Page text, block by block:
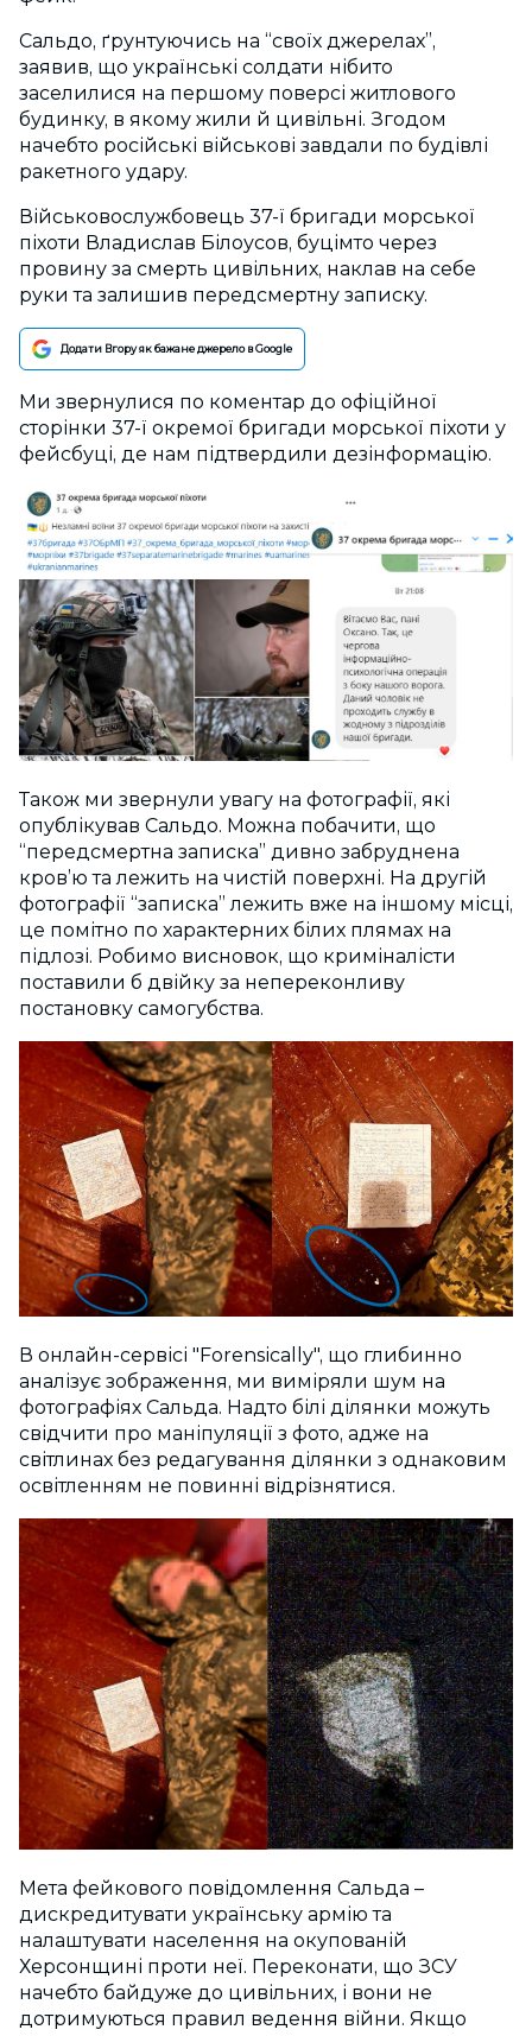
Сальдо, ґрунтуючись на “своїх джерелах”,
заявив, що українські солдати нібито
заселилися на першому поверсі житлового
будинку, в якому жили й цивільні. Згодом
начебто російські військові завдали по будівлі
ракетного удару.
Військовослужбовець 37-ї бригади морської
піхоти Владислав Білоусов, буцімто через
провину за смерть цивільних, наклав на себе
руки та залишив передсмертну записку.
Додати Вгору як бажане джерело в Google
Ми звернулися по коментар до офіційної
сторінки 37-ї окремої бригади морської піхоти у
фейсбуці, де нам підтвердили дезінформацію.
Також ми звернули увагу на фотографії, які
опублікував Сальдо. Можна побачити, що
“передсмертна записка” дивно забруднена
кров’ю та лежить на чистій поверхні. На другій
фотографії “записка” лежить вже на іншому місці,
це помітно по характерних білих плямах на
підлозі. Робимо висновок, що криміналісти
поставили б двійку за непереконливу
постановку самогубства.
В онлайн-сервісі "Forensically", що глибинно
аналізує зображення, ми виміряли шум на
фотографіях Сальда. Надто білі ділянки можуть
свідчити про маніпуляції з фото, адже на
світлинах без редагування ділянки з однаковим
освітленням не повинні відрізнятися.
Мета фейкового повідомлення Сальда –
дискредитувати українську армію та
налаштувати населення на окупованій
Херсонщині проти неї. Переконати, що ЗСУ
начебто байдуже до цивільних, і вони не
дотримуються правил ведення війни. Якщо